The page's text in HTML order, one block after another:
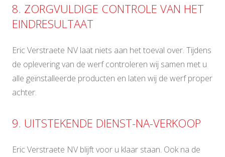
8. ZORGVULDIGE CONTROLE VAN HET
EINDRESULTAAT
Eric Verstraete NV laat niets aan het toeval over. Tijdens
de oplevering van de werf controleren wij samen met u
alle geïnstalleerde producten en laten wij de werf proper
achter.
9. UITSTEKENDE DIENST-NA-VERKOOP
Eric Verstraete NV blijft voor u klaar staan. Ook na de